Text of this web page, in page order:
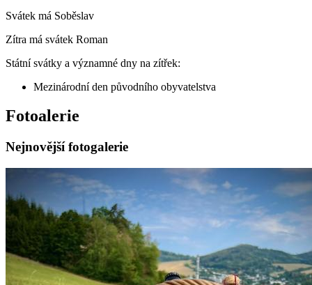
Svátek má Soběslav
Zítra má svátek Roman
Státní svátky a významné dny na zítřek:
Mezinárodní den původního obyvatelstva
Fotoalerie
Nejnovější fotogalerie